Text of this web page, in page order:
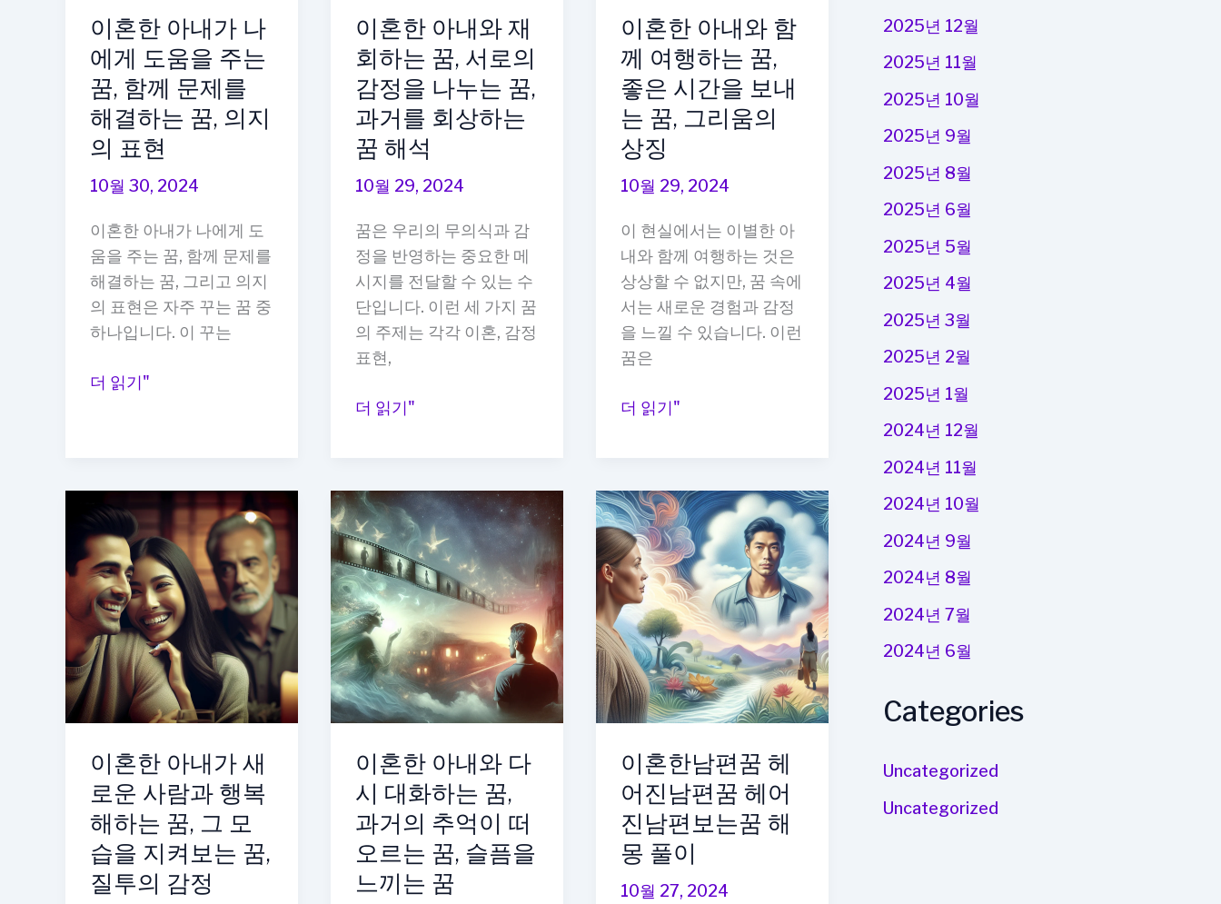
을
하
는
꿈
을
꾸
는
유
와
의
미
복
한
순
간
을
공
유
는
꿈,
사
랑
의
회
의
정
에
대
한
그
리
움
상
징,
새
로
운
시
의
이혼한 아내가 나
에게 도움을 주는
꿈, 함께 문제를
해결하는 꿈, 의지
의 표현
10월 30, 2024
이혼한 아내가 나에게 도
움을 주는 꿈, 함께 문제를
해결하는 꿈, 그리고 의지
의 표현은 자주 꾸는 꿈 중
하나입니다. 이 꾸는
이
가
나
에
게
도
움
을
주
는
함
께
문
제
를
해
더 읽기"
이혼한 아내와 재
회하는 꿈, 서로의
감정을 나누는 꿈,
과거를 회상하는
꿈 해석
10월 29, 2024
꿈은 우리의 무의식과 감
정을 반영하는 중요한 메
시지를 전달할 수 있는 수
단입니다. 이런 세 가지 꿈
의 주제는 각각 이혼, 감정
표현,
이
내
와
재
회
하
는
꿈,
서
로
감
정
을
누
는
더 읽기"
이혼한 아내와 함
께 여행하는 꿈,
좋은 시간을 보내
는 꿈, 그리움의
상징
10월 29, 2024
이 현실에서는 이별한 아
내와 함께 여행하는 것은
상상할 수 없지만, 꿈 속에
서는 새로운 경험과 감정
을 느낄 수 있습니다. 이런
꿈은
이
내
와
함
께
여
행
하
는
꿈,
은
시
간
을
보
내
더 읽기"
이혼한 아내가 새
로운 사람과 행복
해하는 꿈, 그 모
습을 지켜보는 꿈,
질투의 감정
이혼한 아내와 다
시 대화하는 꿈,
과거의 추억이 떠
오르는 꿈, 슬픔을
느끼는 꿈
이혼한남편꿈 헤
어진남편꿈 헤어
진남편보는꿈 해
몽 풀이
10월 27, 2024
2025년 12월
2025년 11월
2025년 10월
2025년 9월
2025년 8월
2025년 6월
2025년 5월
2025년 4월
2025년 3월
2025년 2월
2025년 1월
2024년 12월
2024년 11월
2024년 10월
2024년 9월
2024년 8월
2024년 7월
2024년 6월
Categories
Uncategorized
Uncategorized